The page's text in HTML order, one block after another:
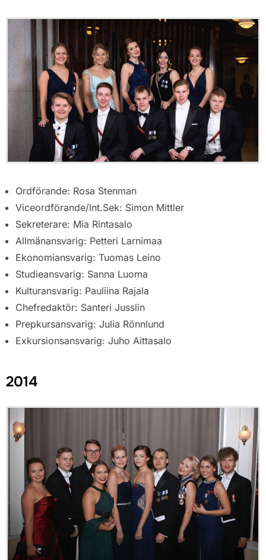
Ordförande: Rosa Stenman
Viceordförande/Int.Sek: Simon Mittler
Sekreterare: Mia Rintasalo
Allmänansvarig: Petteri Larnimaa
Ekonomiansvarig: Tuomas Leino
Studieansvarig: Sanna Luoma
Kulturansvarig: Pauliina Rajala
Chefredaktör: Santeri Jusslin
Prepkursansvarig: Julia Rönnlund
Exkursionsansvarig: Juho Aittasalo
2014